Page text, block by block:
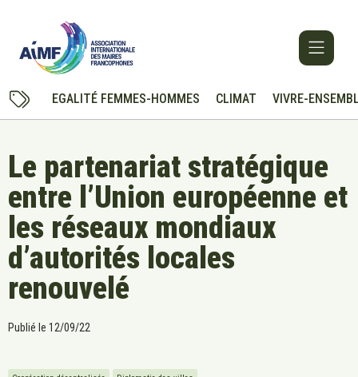
EGALITÉ FEMMES-HOMMES CLIMAT VIVRE-
Le partenariat stratégique
entre l’Union européenne et
les réseaux mondiaux
d’autorités locales
renouvelé
Publié le 12/09/22